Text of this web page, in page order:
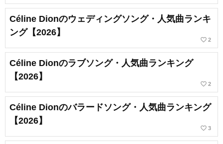
Céline Dionのウェディングソング・人気曲ランキ
ング【2026】
favorite_border 2
Céline Dionのラブソング・人気曲ランキング
【2026】
favorite_border 2
Céline Dionのバラードソング・人気曲ランキング
【2026】
favorite_border 3